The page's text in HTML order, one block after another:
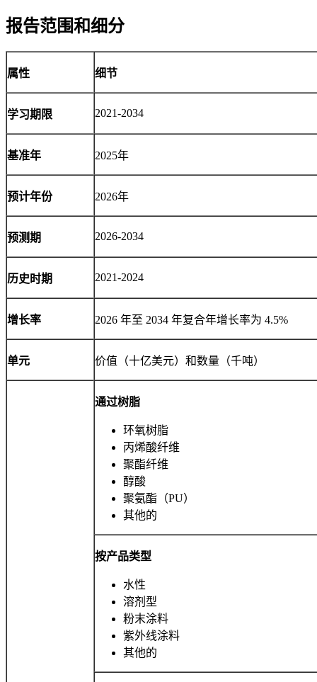
报告范围和细分
属性 细节
学习期限 2021-2034
基准年 2025年
预计年份 2026年
预测期 2026-2034
历史时期 2021-2024
增长率 2026 年至 2034 年复合年增长率为 4.5%
单元 价值（十亿美元）和数量（千吨）
通过树脂
环氧树脂
丙烯酸纤维
聚酯纤维
醇酸
聚氨酯（PU）
其他的
按产品类型
水性
溶剂型
粉末涂料
紫外线涂料
其他的